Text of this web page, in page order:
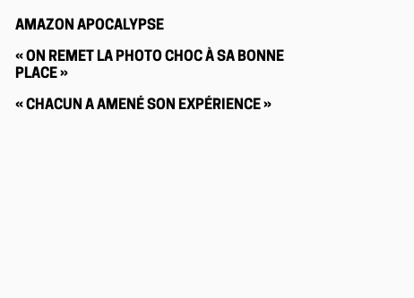
AMAZON APOCALYPSE
« ON REMET LA PHOTO CHOC À SA BONNE
PLACE »
« CHACUN A AMENÉ SON EXPÉRIENCE »